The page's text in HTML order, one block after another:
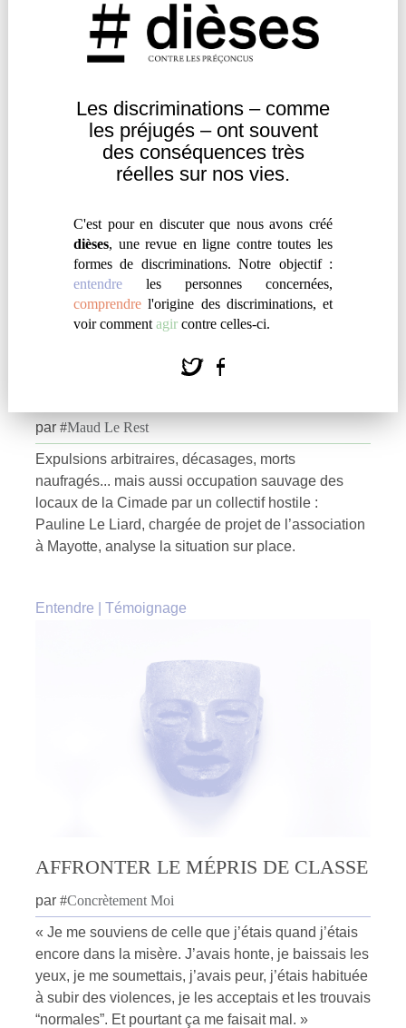
Les discriminations – comme
lespréjugés – ont souvent
desconséquences très
réelles sur nos vies.
C'est pour en discuter que nous avons créé
dièses, une revue en ligne contre toutes les
formes de discriminations. Notre objectif :
entendre les personnes concernées,
comprendre l'origine des discriminations, et
voir comment agir contre celles-ci.
comment ce concept pourrait, selon elle, remédier
aux actuelles limites des luttes contre les
discriminations.
Engagement
À MAYOTTE, LE COMBAT DE LA
par #Maud Le Rest
Expulsions arbitraires, décasages, morts
naufragés... mais aussi occupation sauvage des
locaux de la Cimade par un collectif hostile :
Pauline Le Liard, chargée de projet de l’association
à Mayotte, analyse la situation sur place.
Entendre Témoignage
AFFRONTER LE MÉPRIS DE CLASSE
par #Concrètement Moi
« Je me souviens de celle que j’étais quand j’étais
encore dans la misère. J’avais honte, je baissais les
yeux, je me soumettais, j’avais peur, j’étais habituée
à subir des violences, je les acceptais et les trouvais
“normales”. Et pourtant ça me faisait mal. »